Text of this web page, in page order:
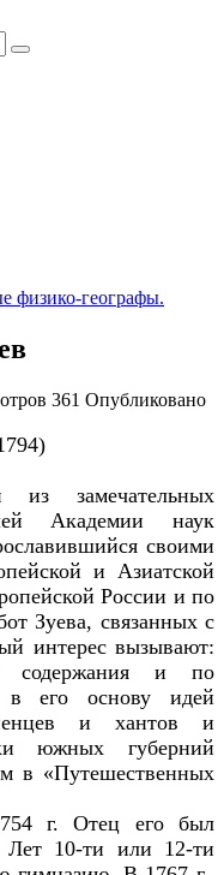
физико-географы.
361 Опубликовано
замечательных
Академии наук
своими
и Азиатской
России и по
Зуева, связанных с
интерес вызывают:
содержания и по
в его основу идей
ненцев и хантов и
южных губерний
в «Путешественных
г. Отец его был
Лет 10-ти или 12-ти